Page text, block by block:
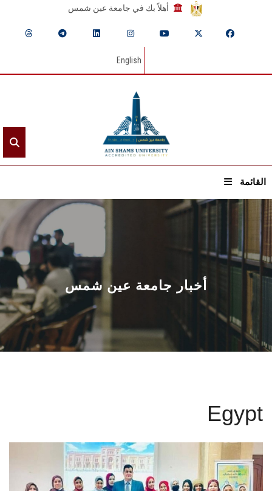
أهلاً بك في جامعة عين شمس
English
القائمة
الرئيسيـة
عن الجامعة
القطاعـات
الشئون الأكاديمية
البحث العلمي
الإعلام
أخبار جامعة عين شمس
Egypt